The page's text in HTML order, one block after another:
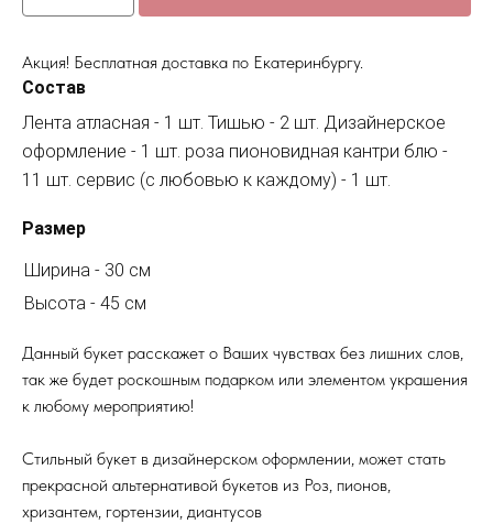
Акция! Бесплатная доставка по Екатеринбургу.
Состав
Лента атласная - 1 шт. Тишью - 2 шт. Дизайнерское
оформление - 1 шт. роза пионовидная кантри блю -
11 шт. сервис (с любовью к каждому) - 1 шт.
Размер
Ширина - 30 см
Высота - 45 см
Данный букет расскажет о Ваших чувствах без лишних слов,
так же будет роскошным подарком или элементом украшения
к любому мероприятию!
Стильный букет в дизайнерском оформлении, может стать
прекрасной альтернативой букетов из Роз, пионов,
хризантем, гортензии, диантусов